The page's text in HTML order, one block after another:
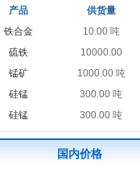
产品
供货量
铁合金
10.00 吨
硫铁
10000.00
锰矿
1000.00 吨
硅锰
300.00 吨
硅锰
300.00 吨
国内价格